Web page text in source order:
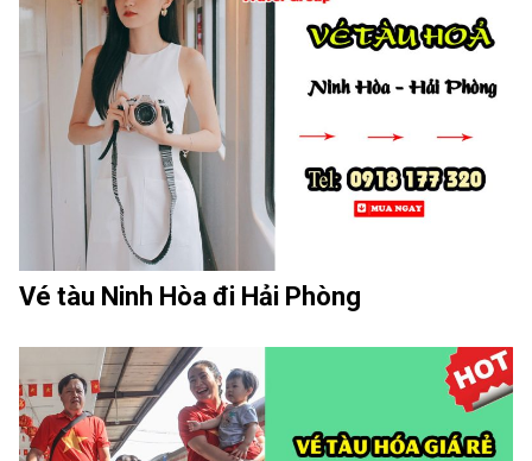
Vé tàu Ninh Hòa đi Hải Phòng